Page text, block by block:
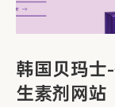
韩国贝玛士
生素剂网站